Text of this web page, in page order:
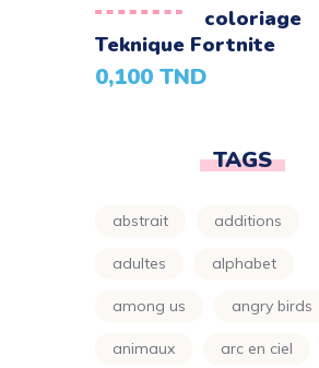
Planète
Power Rangers
Raiponce
Rose
Scooby Doo
coloriage
Teknique Fortnite
0,100 TND
TAGS
abstrait additions
adultes alphabet
among us angry birds
animaux arc en ciel